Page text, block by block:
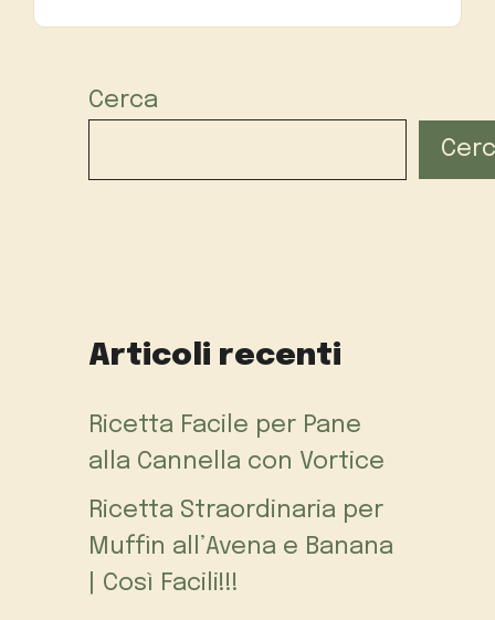
Cerca
Articoli recenti
Ricetta Facile per Pane
alla Cannella con Vortice
Ricetta Straordinaria per
Muffin all’Avena e Banana
| Così Facili!!!